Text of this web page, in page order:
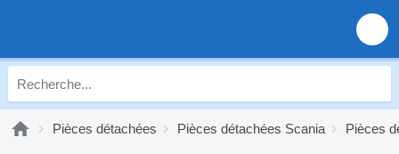
Pièces détachées Pièces détachées Scania Pièces